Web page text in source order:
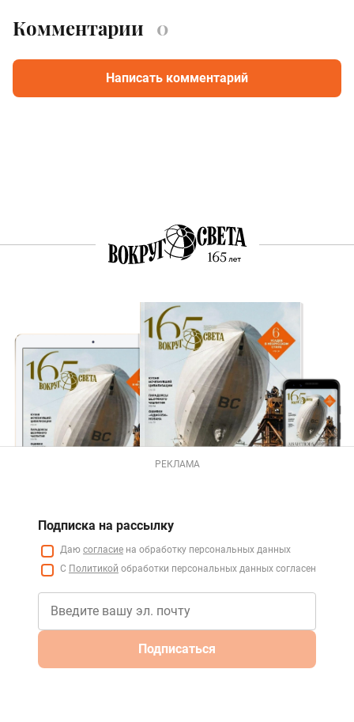
Комментарии 0
Написать комментарий
РЕКЛАМА
Подписка на рассылку
Даю согласие на обработку персональных данных
С Политикой обработки персональных данных согласен
Подписаться